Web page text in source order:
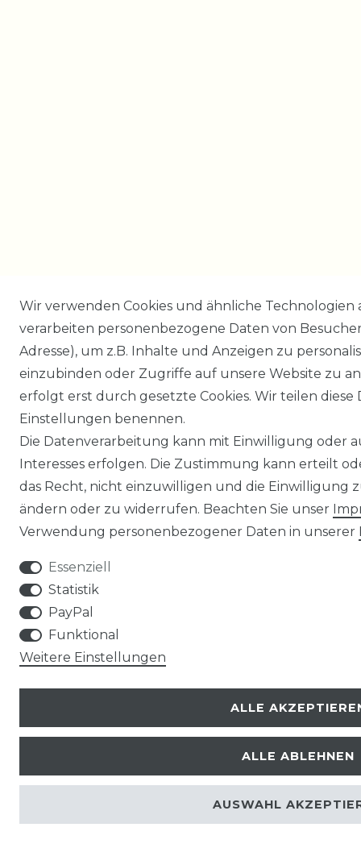
Wir verwenden Cookies und ähnliche
verarbeiten personenbezogene Daten von
Adresse), um z.B. Inhalte und Anzeigen zu
einzubinden oder Zugriffe auf unsere Website zu
erfolgt erst durch gesetzte Cookies. Wir teilen
Einstellungen benennen.
Die Datenverarbeitung kann mit Einwilligung oder
Interesses erfolgen. Die Zustimmung kann erteilt
das Recht, nicht einzuwilligen und die Einwilligung
ändern oder zu widerrufen. Beachten Sie unser
Verwendung personenbezogener Daten in unserer
Essenziell
Statistik
PayPal
Funktional
Weitere Einstellungen
ALLE
ALLE ABLEHNEN
AUSWAHL